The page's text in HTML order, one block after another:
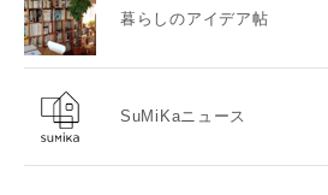
暮らしのアイデア帖
SuMiKaニュース